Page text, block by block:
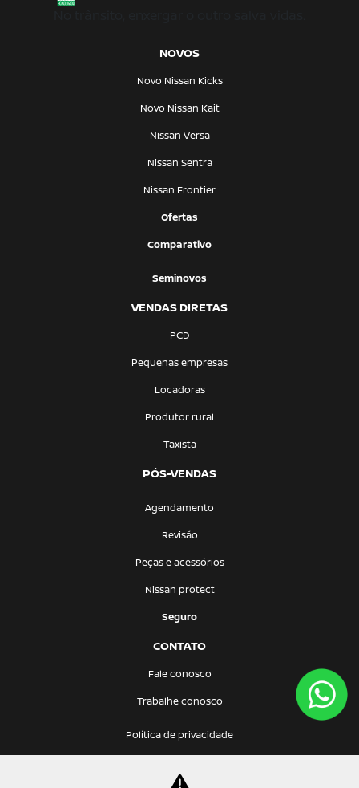
NOVOS
Novo Nissan Kicks
Novo Nissan Kait
Nissan Versa
Nissan Sentra
Nissan Frontier
Ofertas
Comparativo
Seminovos
VENDAS DIRETAS
PCD
Pequenas empresas
Locadoras
Produtor rural
Taxista
PÓS-VENDAS
Agendamento
Revisão
Peças e acessórios
Nissan protect
Seguro
CONTATO
Fale conosco
Trabalhe conosco
Política de privacidade